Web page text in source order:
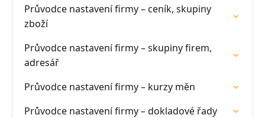
Průvodce nastavení firmy – ceník, skupiny
zboží
Průvodce nastavení firmy – skupiny firem,
adresář
Průvodce nastavení firmy – kurzy měn
Průvodce nastavení firmy – dokladové řady